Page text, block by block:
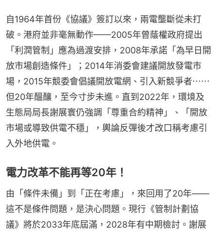
自1964年首份《協議》簽訂以來，兩電壟斷從未打
破。港府並非毫無動作——2005年曾蔭權政府提出
「利潤管制」應為過渡安排，2008年承諾「為早日開
放市場創造條件」；2014年消委會建議開放發電市
場，2015年競委會倡議開放電網、引入新競爭者⋯⋯
但20年醞釀，至今寸步未進。直到2022年，環境及
生態局局長謝展寰仍強調「尊重合約精神」、「開放
市場或導致供電不穩」，輿論反彈後才改口稱考慮引
入外地供電。
電力改革不能再等20年！
由「條件未備」到「正在考慮」，來回用了20年——
這不是條件問題，是決心問題。現行《管制計劃協
議》將於2033年底屆滿，2028年有中期檢討。謝展